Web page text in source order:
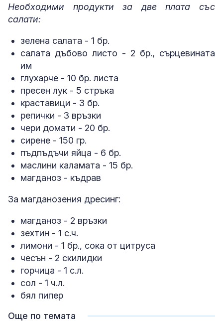
Необходими продукти за две плата със
салати:
зелена салата - 1 бр.
салата дъбово листо - 2 бр., сърцевината
им
глухарче - 10 бр. листа
пресен лук - 5 стръка
краставици - 3 бр.
репички - 3 връзки
чери домати - 20 бр.
сирене - 150 гр.
пъдпъдъчи яйца - 6 бр.
маслини каламата - 15 бр.
магданоз - къдрав
За магданозения дресинг:
магданоз - 2 връзки
зехтин - 1 с.ч.
лимони - 1 бр., сока от цитруса
чесън - 2 скилидки
горчица - 1 с.л.
сол - 1 ч.л.
бял пипер
Още по темата